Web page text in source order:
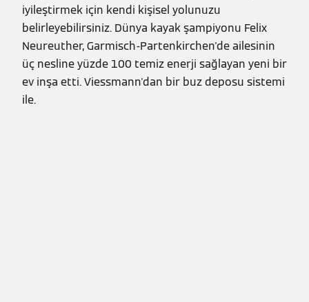
iyileştirmek için kendi kişisel yolunuzu
belirleyebilirsiniz. Dünya kayak şampiyonu Felix
Neureuther, Garmisch-Partenkirchen'de ailesinin
üç nesline yüzde 100 temiz enerji sağlayan yeni bir
ev inşa etti. Viessmann'dan bir buz deposu sistemi
ile.